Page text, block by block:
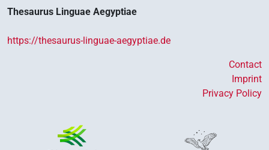
Thesaurus Linguae Aegyptiae
https://thesaurus-linguae-aegyptiae.de
Contact
Imprint
Privacy Policy